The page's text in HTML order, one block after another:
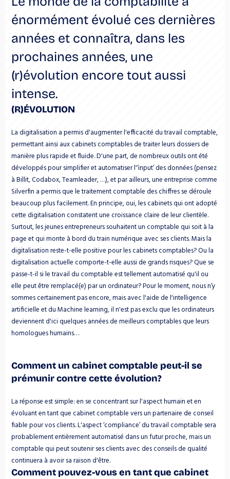
énormément évolué ces dernières
années et connaîtra, dans les
prochaines années, une
(r)évolution encore tout aussi
intense.
(R)ÉVOLUTION
La digitalisation a permis d'augmenter l'efficacité du travail comptable,
permettant ainsi aux cabinets comptables de traiter leurs dossiers de
manière plus rapide et fluide. D'une part, de nombreux outils ont été
développés pour simplifier et automatiser l'‘input’ des données (pensez
à Billit, Codabox, Teamleader, …), et par ailleurs, une entreprise comme
Silverfin a permis que le traitement comptable des chiffres se déroule
beaucoup plus facilement. En principe, oui, les cabinets qui ont adopté
cette digitalisation constatent une croissance claire de leur clientèle.
Surtout, les jeunes entrepreneurs souhaitent un comptable qui soit à la
page et qui monte à bord du train numérique avec ses clients. Mais la
digitalisation reste-t-elle positive pour les cabinets comptables? Ou la
digitalisation actuelle comporte-t-elle aussi de grands risques? Que se
passe-t-il si le travail du comptable est tellement automatisé qu'il ou
elle peut être remplacé(e) par un ordinateur? Pour le moment, nous n’y
sommes certainement pas encore, mais avec l'aide de l'intelligence
artificielle et du Machine learning, il n'est pas exclu que les ordinateurs
deviennent d'ici quelques années de meilleurs comptables que leurs
homologues humains…
Comment un cabinet comptable peut-il se
prémunir contre cette évolution?
La réponse est simple: en se concentrant sur l'aspect humain et en
évoluant en tant que cabinet comptable vers un partenaire de conseil
fiable pour vos clients. L'aspect ‘compliance’ du travail comptable sera
probablement entièrement automatisé dans un futur proche, mais un
comptable qui peut soutenir ses clients avec des conseils de qualité
continuera à avoir sa raison d'être.
Comment pouvez-vous en tant que cabinet